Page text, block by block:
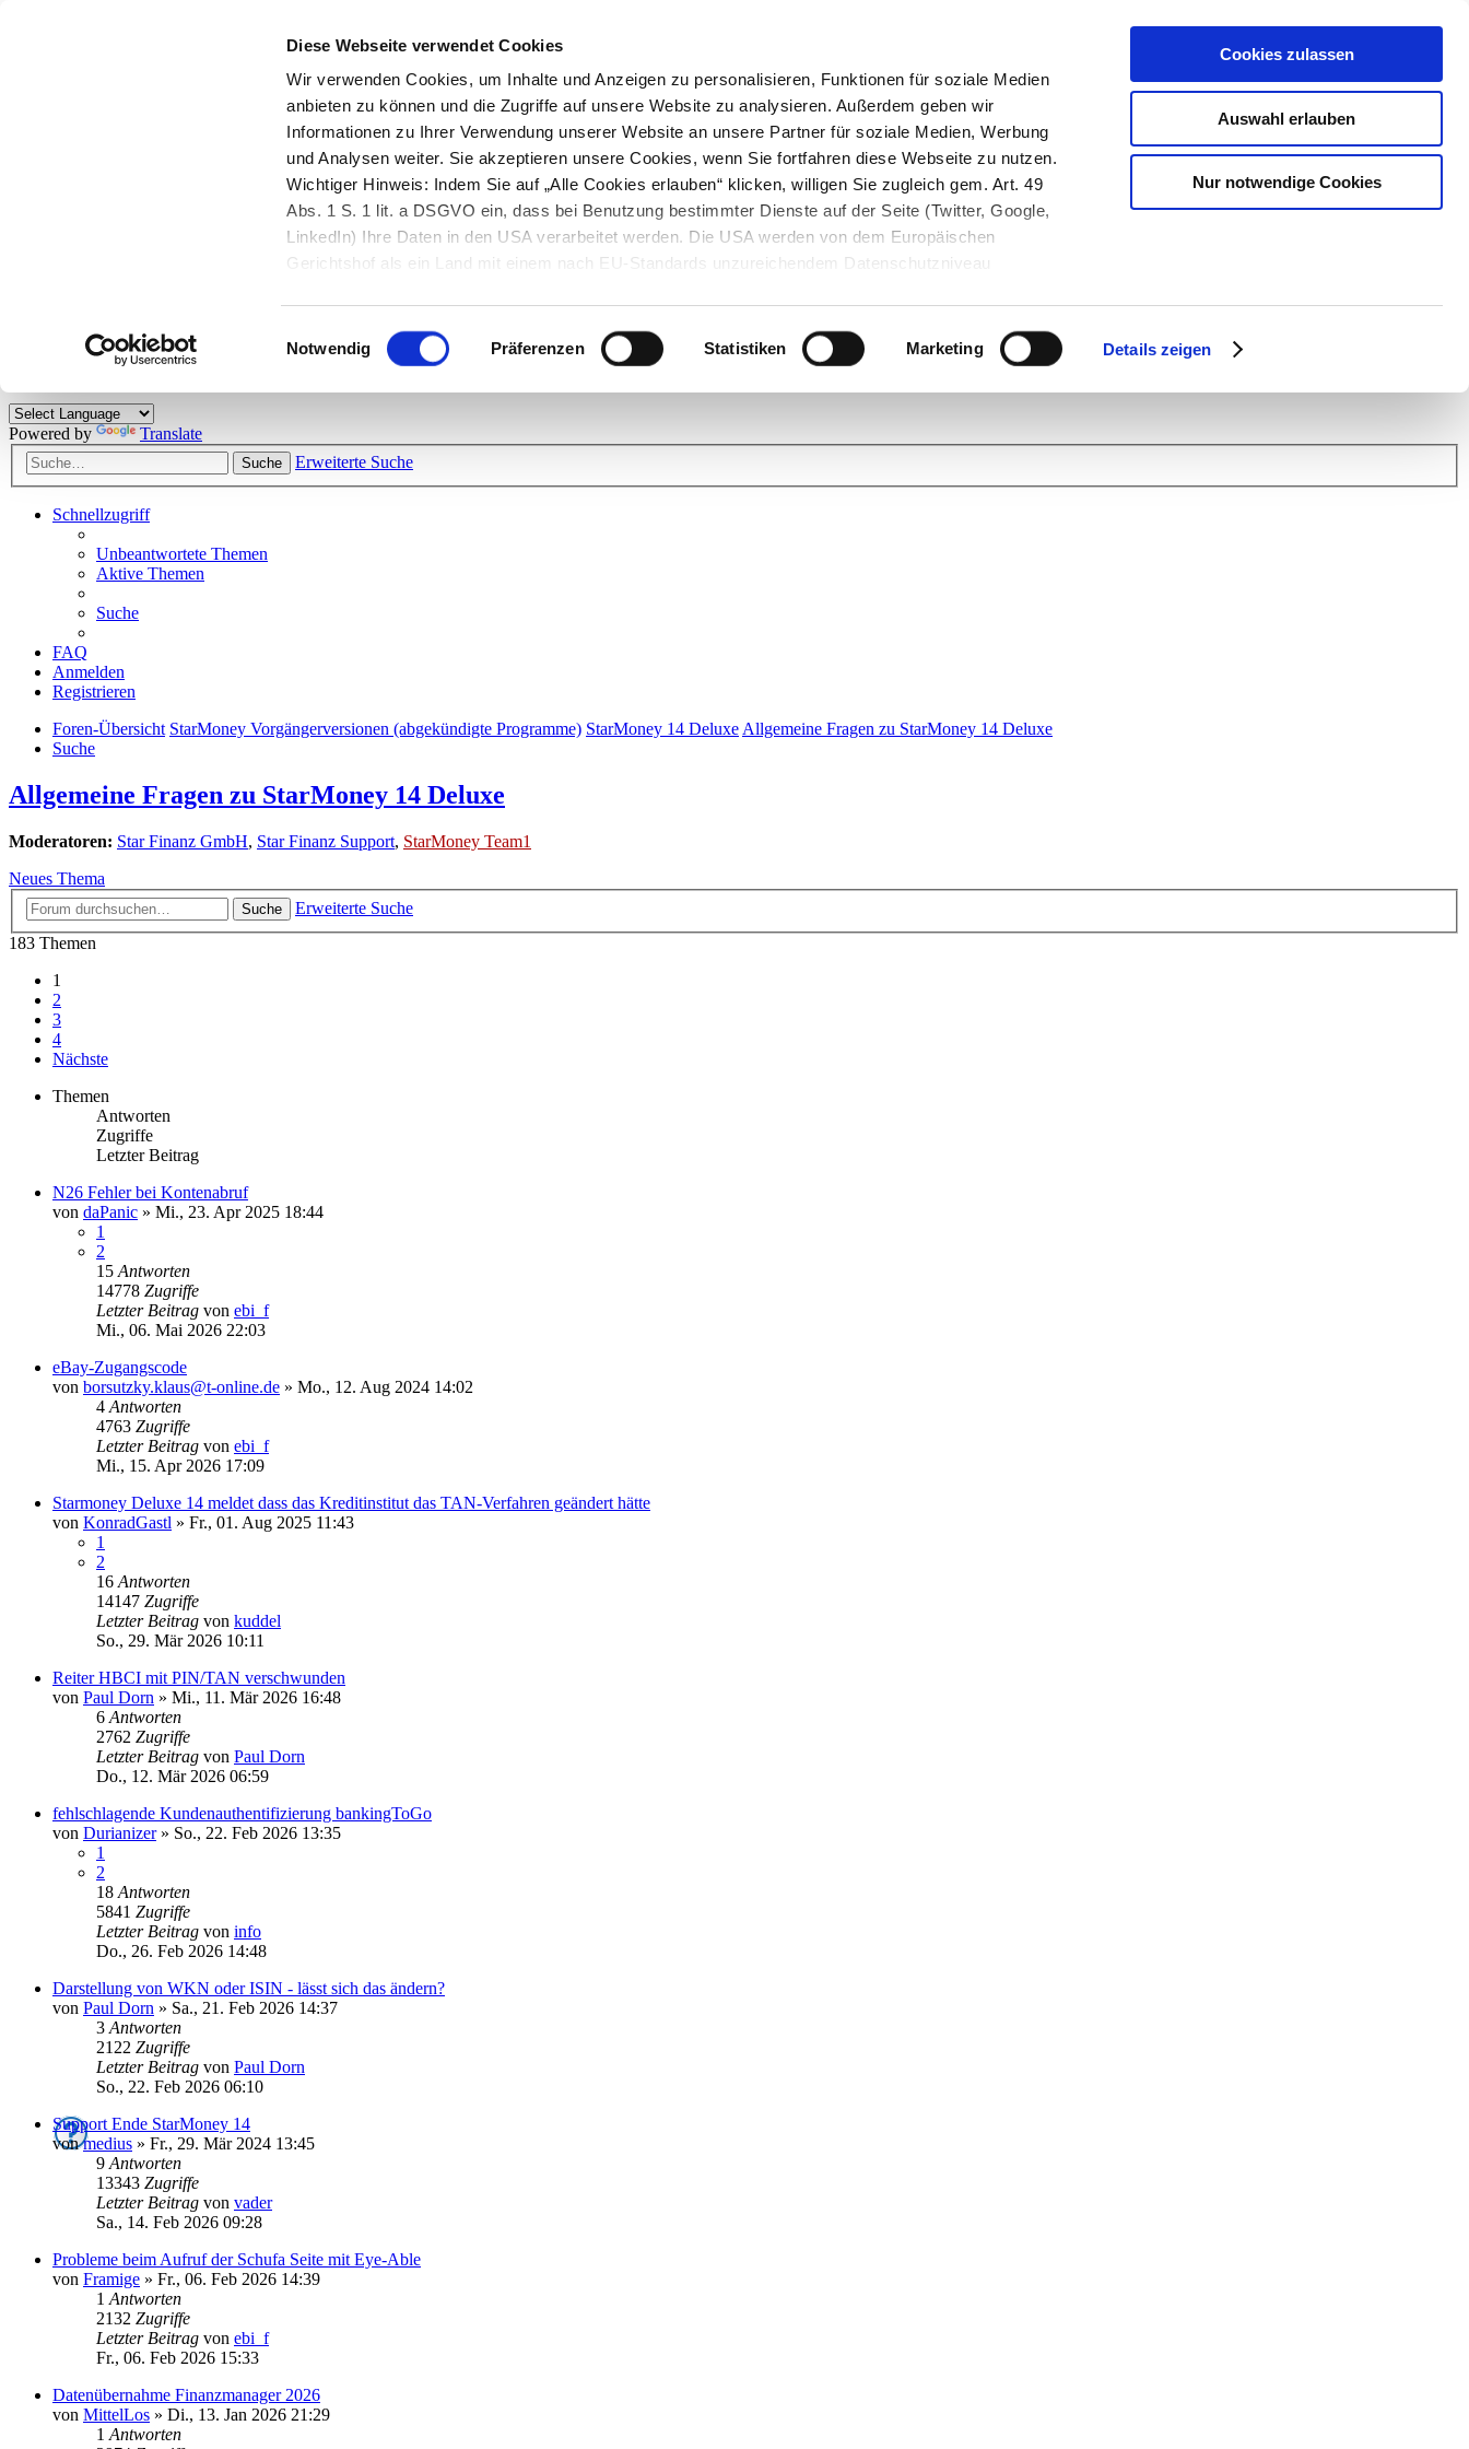
Diese Webseite verwendet Cookies
Wir verwenden Cookies, um Inhalte und Anzeigen zu personalisieren, Funktionen für soziale Medien
anbieten zu können und die Zugriffe auf unsere Website zu analysieren. Außerdem geben wir
Informationen zu Ihrer Verwendung unserer Website an unsere Partner für soziale Medien, Werbung
und Analysen weiter. Sie akzeptieren unsere Cookies, wenn Sie fortfahren diese Webseite zu nutzen.
Wichtiger Hinweis: Indem Sie auf „Alle Cookies erlauben“ klicken, willigen Sie zugleich gem. Art. 49
Abs. 1 S. 1 lit. a DSGVO ein, dass bei Benutzung bestimmter Dienste auf der Seite (Twitter, Google,
LinkedIn) Ihre Daten in den USA verarbeitet werden. Die USA werden von dem Europäischen
Gerichtshof als ein Land mit einem nach EU-Standards unzureichendem Datenschutzniveau
Einwilligungsauswahl
Notwendig Präferenzen Statistiken Marketing Details zeigen
Cookies zulassen
Auswahl erlauben
Nur notwendige Cookies
Herzlich willkommen!
Kunden viele nützliche Hilfestellungen und interessante Tipps und Tricks. Stellen Sie Ihre Fragen und helfen Sie mit Ihrem Wissen anderen weiter.
Powered by Translate
Suche Erweiterte Suche
Schnellzugriff
Unbeantwortete Themen
Aktive Themen
Suche
FAQ
Anmelden
Registrieren
Foren-Übersicht StarMoney Vorgängerversionen (abgekündigte Programme) StarMoney 14 DeluxeAllgemeine Fragen zu StarMoney 14 Deluxe
Suche
Allgemeine Fragen zu StarMoney 14 Deluxe
Moderatoren: Star Finanz GmbH, Star Finanz Support, StarMoney Team1
Neues Thema
Suche
Erweiterte Suche
183 Themen
1
2
3
4
Nächste
Themen
Antworten
Zugriffe
Letzter Beitrag
N26 Fehler bei Kontenabruf
von daPanic » Mi., 23. Apr 2025 18:44
1
2
15 Antworten
14778 Zugriffe
Letzter Beitrag von ebi_f
Mi., 06. Mai 2026 22:03
eBay-Zugangscode
von borsutzky.klaus@t-online.de » Mo., 12. Aug 2024 14:02
4 Antworten
4763 Zugriffe
Letzter Beitrag von ebi_f
Mi., 15. Apr 2026 17:09
Starmoney Deluxe 14 meldet dass das Kreditinstitut das TAN-Verfahren geändert hätte
von KonradGastl » Fr., 01. Aug 2025 11:43
1
2
16 Antworten
14147 Zugriffe
Letzter Beitrag von kuddel
So., 29. Mär 2026 10:11
Reiter HBCI mit PIN/TAN verschwunden
von Paul Dorn » Mi., 11. Mär 2026 16:48
6 Antworten
2762 Zugriffe
Letzter Beitrag von Paul Dorn
Do., 12. Mär 2026 06:59
fehlschlagende Kundenauthentifizierung bankingToGo
von Durianizer» So., 22. Feb 2026 13:35
1
2
18 Antworten
5841 Zugriffe
Letzter Beitrag von info
Do., 26. Feb 2026 14:48
Darstellung von WKN oder ISIN - lässt sich das ändern?
von Paul Dorn » Sa., 21. Feb 2026 14:37
3 Antworten
2122 Zugriffe
Letzter Beitrag von Paul Dorn
So., 22. Feb 2026 06:10
Support Ende StarMoney 14
vonmedius » Fr., 29. Mär 2024 13:45
9 Antworten
13343 Zugriffe
Letzter Beitrag von vader
Sa., 14. Feb 2026 09:28
Probleme beim Aufruf der Schufa Seite mit Eye-Able
von Framige » Fr., 06. Feb 2026 14:39
1 Antworten
2132 Zugriffe
Letzter Beitrag von ebi_f
Fr., 06. Feb 2026 15:33
Datenübernahme Finanzmanager 2026
von MittelLos » Di., 13. Jan 2026 21:29
1 Antworten